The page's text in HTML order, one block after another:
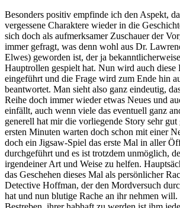
Besonders positiv empfinde ich den Aspekt,
vergessene Charaktere wieder in die
sich doch als aufmerksamer Zuschauer der
immer gefragt, was denn wohl aus Dr.
Elwes) geworden ist, der ja
Hauptrollen gespielt hat. Nun wird auch diese
eingeführt und die Frage wird zum Ende hin
beantwortet. Man sieht also ganz eindeutig,
Reihe doch immer wieder etwas Neues und
einfällt, auch wenn viele das eventuell ganz
generell hat mir die vorliegende Story sehr
ersten Minuten warten doch schon mit einer
doch ein Jigsaw-Spiel das erste Mal in aller
durchgeführt und es ist trotzdem unmöglich,
irgendeiner Art und Weise zu helfen.
das Geschehen dieses Mal als persönlicher
Detective Hoffman, der den Mordversuch
hat und nun blutige Rache an ihr nehmen will.